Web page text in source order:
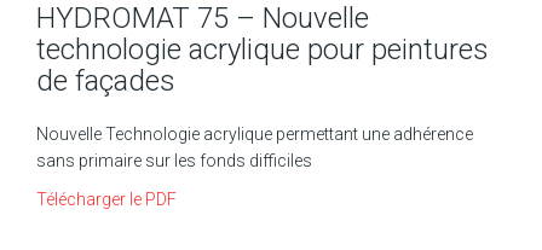
HYDROMAT 75 – Nouvelle
technologie acrylique pour peintures
de façades
Nouvelle Technologie acrylique permettant une adhérence
sans primaire sur les fonds difficiles
Télécharger le PDF